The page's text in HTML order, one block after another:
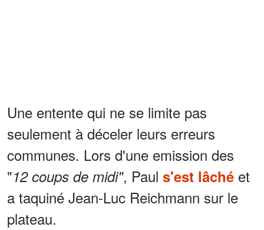
Une entente qui ne se limite pas
seulement à déceler leurs erreurs
communes. Lors d'une emission des
"12 coups de midi", Paul s'est lâché et
a taquiné Jean-Luc Reichmann sur le
plateau.